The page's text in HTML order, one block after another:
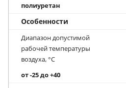
полиуретан
Особенности
Диапазон допустимой
рабочей температуры
воздуха, °С
от -25 до +40